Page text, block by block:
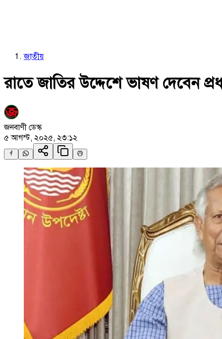
জাতীয়
রাতে জাতির উদ্দেশে ভাষণ দেবেন
জনবাণী ডেস্ক
৫ আগস্ট, ২০২৫, ২৩:১২